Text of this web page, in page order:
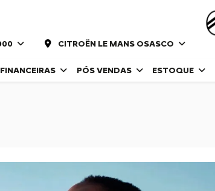
CITROËN LE MANS OSASCO
PÓS VENDAS ESTOQUE